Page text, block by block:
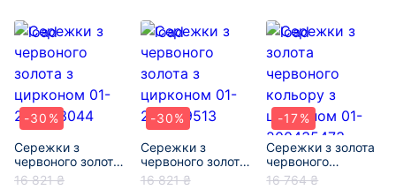
-30%
Сережки з
червоного золота
з цирконом 01-
16 821 ₴
-30%
Сережки з
червоного золота
з цирконом 01-
16 821 ₴
-17%
Сережки з золота
червоного
кольору з
16 764 ₴